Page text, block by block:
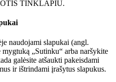
TINKLAPIU.
naudojami slapukai (angl.
„Sutinku“ arba naršykite
galėsite atšaukti pakeisdami
ir ištrindami įrašytus slapukus.